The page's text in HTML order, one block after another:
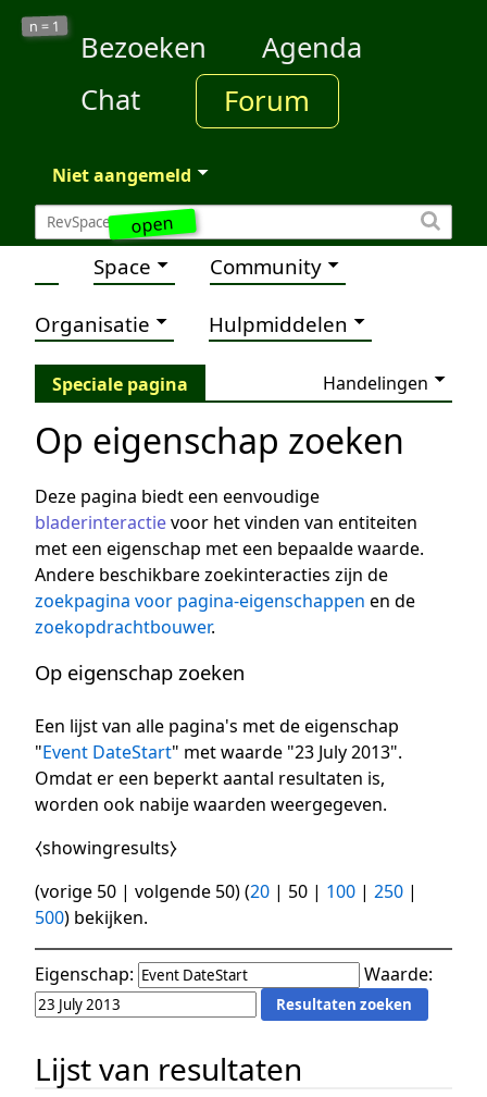
open
n = 1
Bezoeken
Agenda
Chat
Forum
Niet aangemeld
Space Community
Organisatie Hulpmiddelen
Speciale pagina Handelingen
Op eigenschap zoeken
Deze pagina biedt een eenvoudige
bladerinteractievoor het vinden van entiteiten
met een eigenschap met een bepaalde waarde.
Andere beschikbare zoekinteracties zijn de
zoekpagina voor pagina-eigenschappen en de
zoekopdrachtbouwer.
Op eigenschap zoeken
Een lijst van alle pagina's met de eigenschap
"Event DateStart" met waarde "23 July 2013".
Omdat er een beperkt aantal resultaten is,
worden ook nabije waarden weergegeven.
⧼showingresults⧽
(vorige 50 | volgende 50) (20 | 50 | 100 | 250 |
500) bekijken.
Eigenschap: Waarde:
Lijst van resultaten